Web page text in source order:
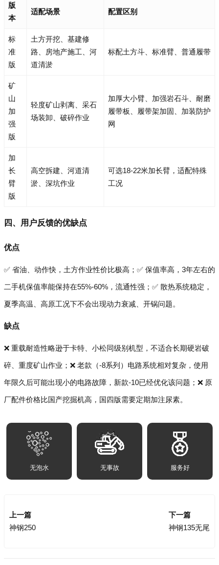
版
本
适配场景 配置区别
标
准
版
土方开挖、基建修
路、房地产施工、河
道清淤
标配土方斗、标准臂、普通履带
矿
山
加
强
版
轻度矿山剥离、采石
场装卸、破碎作业
加厚大小臂、加强岩石斗、耐磨
履带板、履带架加固、加装防护
网
加
长
臂
版
高空拆建、河道清
淤、深坑作业
可选18-22米加长臂，适配特殊
工况
四、用户反馈的优缺点
优点
✅ 省油、动作快，土方作业性价比极高；✅ 保值率高，3年左右的
二手机保值率能保持在55%-60%，流通性强；✅ 散热系统稳定，
夏季高温、高原工况下不会出现动力衰减、开锅问题。
缺点
❌ 重载耐造性略逊于卡特、小松同级别机型，不适合长期硬岩破
碎、重度矿山作业；❌ 老款（-8系列）电路系统相对复杂，使用
年限久后可能出现小的电路故障，新款-10已经优化该问题；❌ 原
厂配件价格比国产挖掘机高，国四版需要定期加注尿素。
无泡水 无事故 服务好
上一篇
神钢250
下一篇
神钢135无尾